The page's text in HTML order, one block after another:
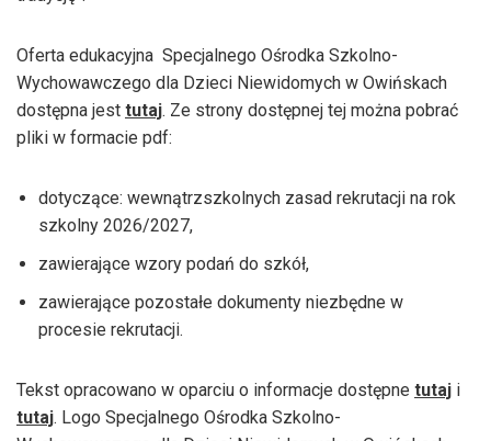
Oferta edukacyjna Specjalnego Ośrodka Szkolno-
Wychowawczego dla Dzieci Niewidomych w Owińskach
dostępna jest tutaj. Ze strony dostępnej tej można pobrać
pliki w formacie pdf:
dotyczące: wewnątrzszkolnych zasad rekrutacji na rok
szkolny 2026/2027,
zawierające wzory podań do szkół,
zawierające pozostałe dokumenty niezbędne w
procesie rekrutacji.
Tekst opracowano w oparciu o informacje dostępne tutaj i
tutaj. Logo Specjalnego Ośrodka Szkolno-